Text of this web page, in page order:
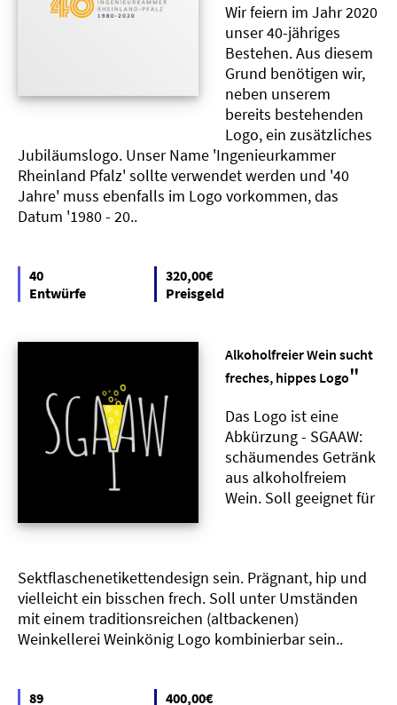
Wir feiern im Jahr 2020
unser 40-jähriges
Bestehen. Aus diesem
Grund benötigen wir,
neben unserem
bereits bestehenden
Logo, ein zusätzliches
Jubiläumslogo. Unser Name 'Ingenieurkammer
Rheinland Pfalz' sollte verwendet werden und '40
Jahre' muss ebenfalls im Logo vorkommen, das
Datum '1980 - 20..
40
Entwürfe
320,00€
Preisgeld
Alkoholfreier Wein sucht
freches, hippes Logo"
Das Logo ist eine
Abkürzung - SGAAW:
schäumendes Getränk
aus alkoholfreiem
Wein. Soll geeignet für
Sektflaschenetikettendesign sein. Prägnant, hip und
vielleicht ein bisschen frech. Soll unter Umständen
mit einem traditionsreichen (altbackenen)
Weinkellerei Weinkönig Logo kombinierbar sein..
89 400,00€